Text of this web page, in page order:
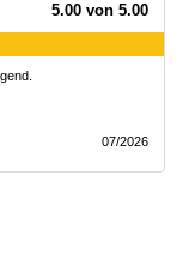
5.00 von 5.00
07/2026